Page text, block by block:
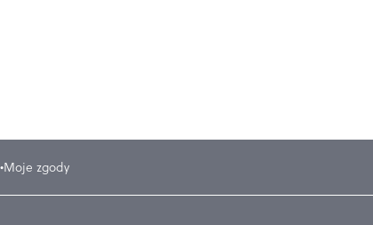
Moje zgody